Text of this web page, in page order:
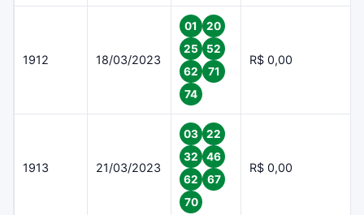
1912 18/03/2023
01
20
25
52
62
71
74
R$ 0,00
1913 21/03/2023
03
22
32
46
62
67
70
R$ 0,00